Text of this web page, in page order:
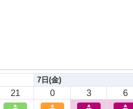
21
7日(金)
0 3 6